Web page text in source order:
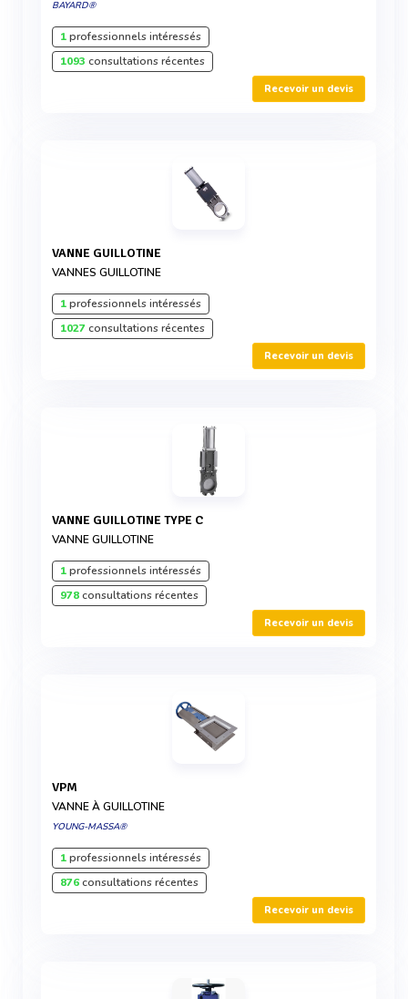
BAYARD®
1professionnels intéressés
1093 consultations récentes
Recevoir un devis
VANNE GUILLOTINE
VANNES GUILLOTINE
1professionnels intéressés
1027consultations récentes
Recevoir un devis
VANNE GUILLOTINE TYPE C
VANNE GUILLOTINE
1professionnels intéressés
978consultations récentes
Recevoir un devis
VPM
VANNE À GUILLOTINE
YOUNG-MASSA®
1professionnels intéressés
876consultations récentes
Recevoir un devis